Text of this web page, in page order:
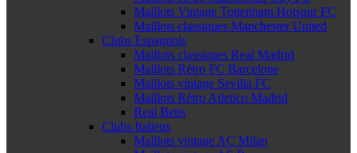
Maillots Vintage Tottenham Hotspur FC
Maillots classiques Manchester United
Clubs Espagnols
Maillots classiques Real Madrid
Maillots Rétro FC Barcelone
Maillots vintage Sevilla FC
Maillots Rétro Atletico Madrid
Real Betis
Clubs Italiens
Maillots vintage AC Milan